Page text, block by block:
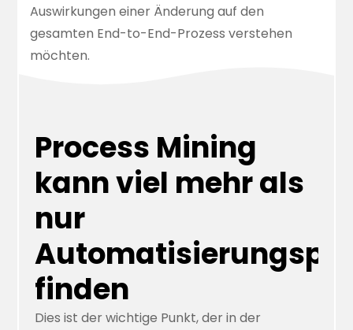
Auswirkungen einer Änderung auf den
gesamten End-to-End-Prozess verstehen
möchten.
Process Mining
kann viel mehr als
nur
finden
Dies ist der wichtige Punkt, der in der